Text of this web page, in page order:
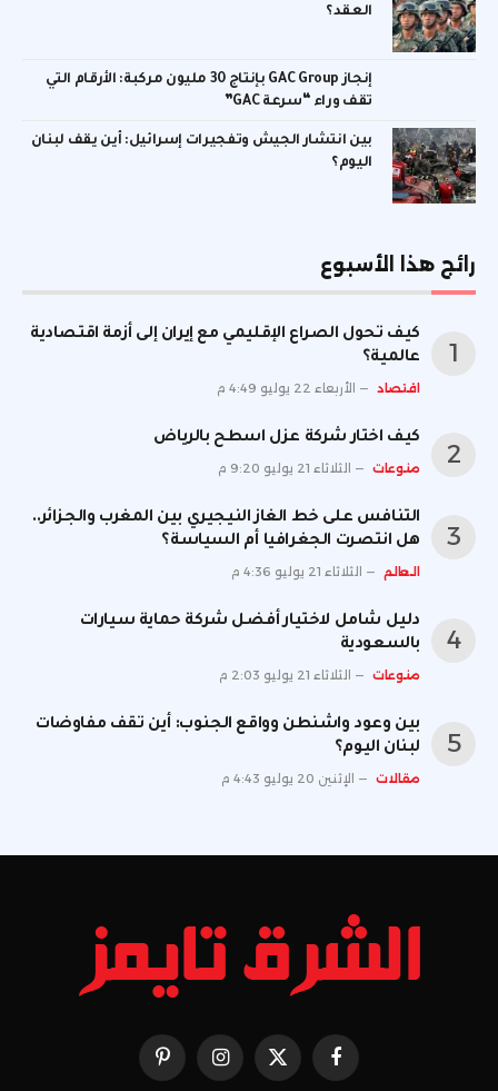
العقد؟
إنجاز GAC Group بإنتاج 30 مليون مركبة: الأرقام التي
تقف وراء “سرعة GAC”
بين انتشار الجيش وتفجيرات إسرائيل: أين يقف لبنان
اليوم؟
رائج هذا الأسبوع
كيف تحول الصراع الإقليمي مع إيران إلى أزمة اقتصادية
عالمية؟
اقتصاد الأربعاء 22 يوليو 4:49 م
كيف اختار شركة عزل اسطح بالرياض
منوعات الثلاثاء 21 يوليو 9:20 م
التنافس على خط الغاز النيجيري بين المغرب والجزائر..
هل انتصرت الجغرافيا أم السياسة؟
العالم الثلاثاء 21 يوليو 4:36 م
دليل شامل لاختيار أفضل شركة حماية سيارات
بالسعودية
منوعات الثلاثاء 21 يوليو 2:03 م
بين وعود واشنطن وواقع الجنوب: أين تقف مفاوضات
لبنان اليوم؟
مقالات الإثنين 20 يوليو 4:43 م
فيسبوك X الانستغرامبينتيريست